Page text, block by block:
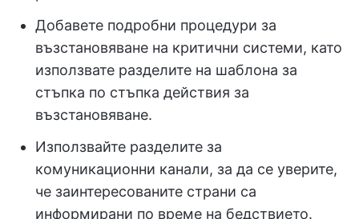
Добавете подробни процедури за
възстановяване на критични системи, като
използвате разделите на шаблона за
стъпка по стъпка действия за
възстановяване.
Използвайте разделите за
комуникационни канали, за да се уверите,
че заинтересованите страни са
информирани по време на бедствието.